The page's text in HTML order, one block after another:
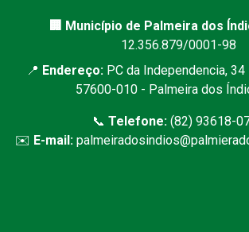
🏢 Município de Palmeira dos
12.356.879/0001-98
📍 Endereço: PC da Independencia, 34
57600-010 - Palmeira dos
📞 Telefone:(82) 93618-
✉️ E-mail: